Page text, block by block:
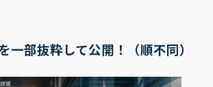
一部抜粋して公開！（順不同）